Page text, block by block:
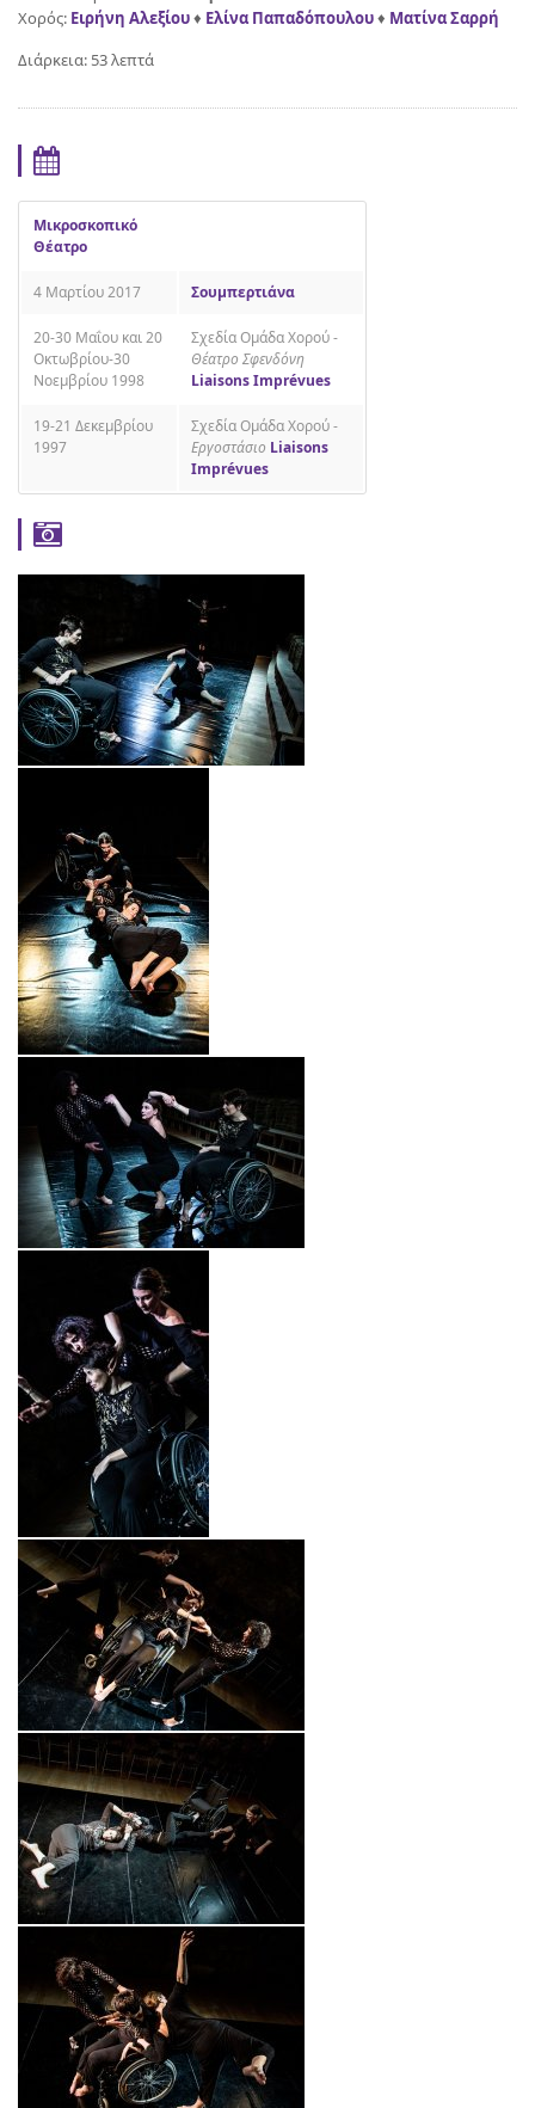
Χορός: Ειρήνη Αλεξίου♦ Ελίνα Παπαδόπουλου♦ Ματίνα Σαρρή
Διάρκεια: 53 λεπτά
Μικροσκοπικό
Θέατρο
4 Μαρτίου 2017 Σουμπερτιάνα
20-30 Μαΐου και 20
Οκτωβρίου-30
Νοεμβρίου 1998
Σχεδία Ομάδα Χορού -
Θέατρο Σφενδόνη
Liaisons Imprévues
19-21 Δεκεμβρίου
1997
Σχεδία Ομάδα Χορού -
Εργοστάσιο Liaisons
Imprévues